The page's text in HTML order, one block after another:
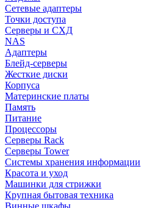
Сетевые адаптеры
Точки доступа
Серверы и СХД
NAS
Адаптеры
Блейд-серверы
Жесткие диски
Корпуса
Материнские платы
Память
Питание
Процессоры
Серверы Rack
Серверы Tower
Системы хранения информации
Красота и уход
Машинки для стрижки
Крупная бытовая техника
Винные шкафы